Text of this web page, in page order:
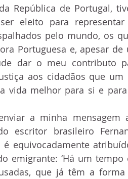
República de Portugal,
eleito para representar
pelo mundo, os
Portuguesa e, apesar de
dar o meu contributo
aos cidadãos que um
vida melhor para si e
a minha mensagem
escritor brasileiro
é equivocadamente
emigrante: ‘Há um tempo
que já têm a forma